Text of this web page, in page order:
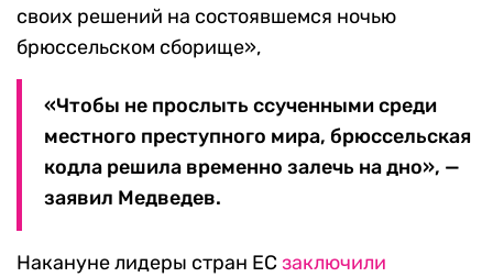
своих решений на состоявшемся ночью
брюссельском сборище»,
«Чтобы не прослыть ссученными среди
местного преступного мира, брюссельская
кодла решила временно залечь на дно», —
заявил Медведев.
Накануне лидеры стран ЕС заключили